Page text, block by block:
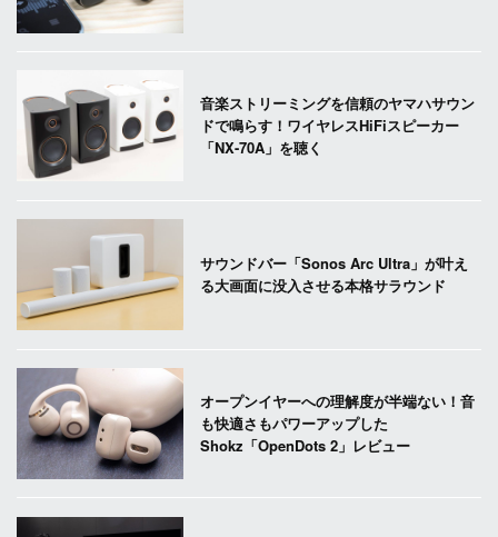
音楽ストリーミングを信頼のヤマハサウン
ドで鳴らす！ワイヤレスHiFiスピーカー
「NX-70A」を聴く
サウンドバー「Sonos Arc Ultra」が叶え
る大画面に没入させる本格サラウンド
オープンイヤーへの理解度が半端ない！音
も快適さもパワーアップした
Shokz「OpenDots 2」レビュー